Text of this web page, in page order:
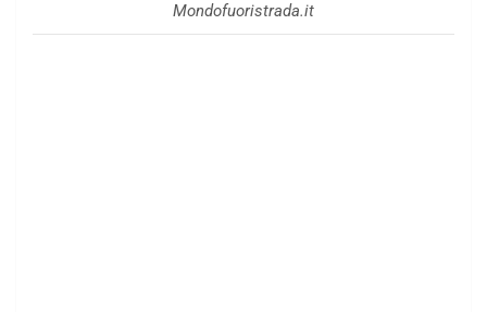
Mondofuoristrada.it